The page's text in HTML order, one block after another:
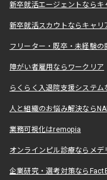
新卒就活エージェントならキ
新卒就活スカウトならキャリ
フリーター・既卒・未経験
障がい者雇用ならワークリア
らくらく入退院支援システム
人と組織のお悩み解決なら
業務可視化はremopia
オンラインピル診療ならメデ
企業研究・選考対策なら